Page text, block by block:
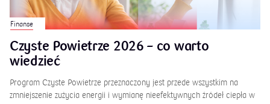
Finanse
Czyste Powietrze 2026 – co warto
wiedzieć
Program Czyste Powietrze przeznaczony jest przede wszystkim na
zmniejszenie zużycia energii i wymianę nieefektywnych źródeł ciepła w